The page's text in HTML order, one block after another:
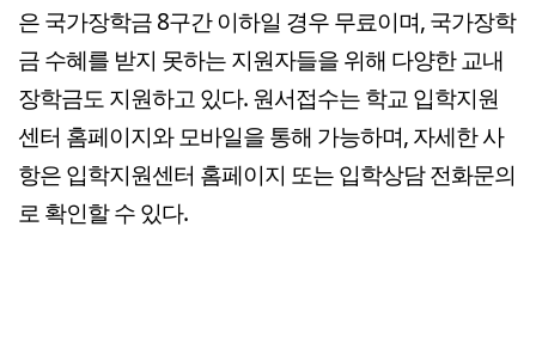
은 국가장학금 8구간 이하일 경우 무료이며, 국가장학
금 수혜를 받지 못하는 지원자들을 위해 다양한 교내
장학금도 지원하고 있다. 원서접수는 학교 입학지원
센터 홈페이지와 모바일을 통해 가능하며, 자세한 사
항은 입학지원센터 홈페이지 또는 입학상담 전화문의
로 확인할 수 있다.